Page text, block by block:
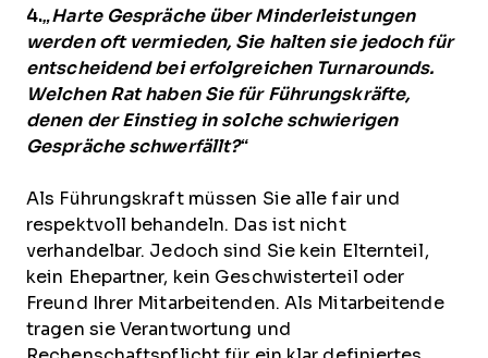
4.„Harte Gespräche über Minderleistungen
werden oft vermieden, Sie halten sie jedoch für
entscheidend bei erfolgreichen Turnarounds.
Welchen Rat haben Sie für Führungskräfte,
denen der Einstieg in solche schwierigen
Gespräche schwerfällt?“
Als Führungskraft müssen Sie alle fair und
respektvoll behandeln. Das ist nicht
verhandelbar. Jedoch sind Sie kein Elternteil,
kein Ehepartner, kein Geschwisterteil oder
Freund Ihrer Mitarbeitenden. Als Mitarbeitende
tragen sie Verantwortung und